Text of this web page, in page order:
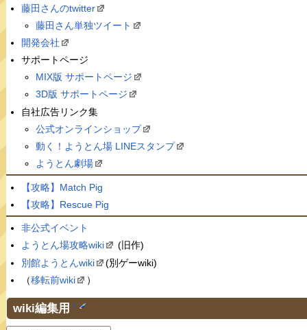
藤田さんのtwitter
藤田さん単独ツイート
開発会社
サポートページ
MIX版 サポートページ
3D版 サポートページ
自社広告リンク集
公式オンラインショップ
動く！ようとん場 LINEスタンプ
ようとん劇場
【攻略】Match Pig
【攻略】Rescue Pig
非公式イベント
ようとん場攻略wiki
(旧作)
別館ようとんwiki
(別ゲーwiki)
（移転前wiki ）
wiki編集用 †